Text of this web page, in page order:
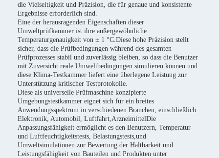
die Vielseitigkeit und Präzision, die für genaue und konsistente
Ergebnisse erforderlich sind.
Eine der herausragenden Eigenschaften dieser
Umweltprüfkammer ist ihre außergewöhnliche
Temperaturgenauigkeit von ± 1 °C.Diese hohe Präzision stellt
sicher, dass die Prüfbedingungen während des gesamten
Prüfprozesses stabil und zuverlässig bleiben, so dass die Benutzer
mit Zuversicht reale Umweltbedingungen simulieren können.und
diese Klima-Testkammer liefert eine überlegene Leistung zur
Unterstützung kritischer Testprotokolle.
Diese als universelle Prüfmaschine konzipierte
Umgebungstestkammer eignet sich für ein breites
Anwendungsspektrum in verschiedenen Branchen, einschließlich
Elektronik, Automobil, Luftfahrt,ArzneimittelDie
Anpassungsfähigkeit ermöglicht es den Benutzern, Temperatur-
und Luftfeuchtigkeitstests, Belastungstests,und
Umweltsimulationen zur Bewertung der Haltbarkeit und
Leistungsfähigkeit von Bauteilen und Produkten unter